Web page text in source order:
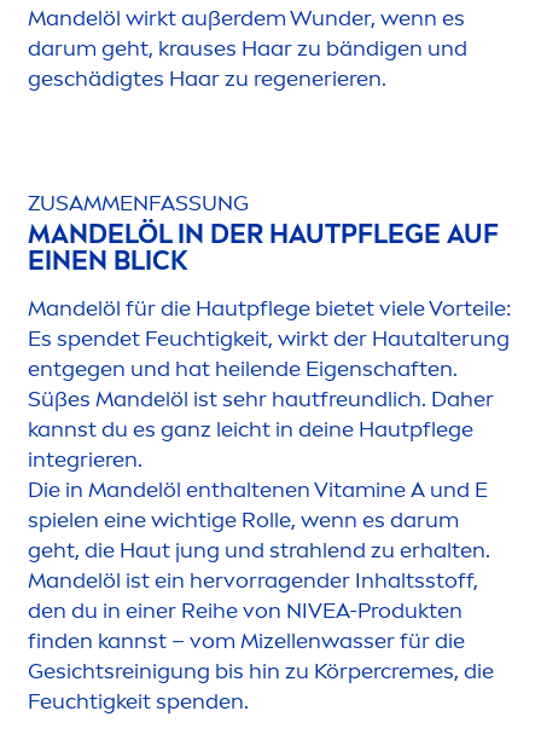
Mandelöl wirkt außerdem Wunder, wenn es
darum geht, krauses Haar zu bändigen und
geschädigtes Haar zu regenerieren.
ZUSAMMENFASSUNG
MANDELÖL IN DER HAUTPFLEGE AUF
EINEN BLICK
Mandelöl für die Hautpflege bietet viele Vorteile:
Es spendet Feuchtigkeit, wirkt der Hautalterung
entgegen und hat heilende Eigenschaften.
Süßes Mandelöl ist sehr hautfreundlich. Daher
kannst du es ganz leicht in deine Hautpflege
integrieren.
Die in Mandelöl enthaltenenVitamine A und E
spielen eine wichtige Rolle, wenn es darum
geht, die Haut jung und strahlend zu erhalten.
Mandelöl ist ein hervorragender Inhaltsstoff,
den du in einer Reihe von NIVEA-Produkten
finden kannst – vom Mizellenwasser für die
Gesichtsreinigung bis hin zu Körpercremes, die
Feuchtigkeit spenden.